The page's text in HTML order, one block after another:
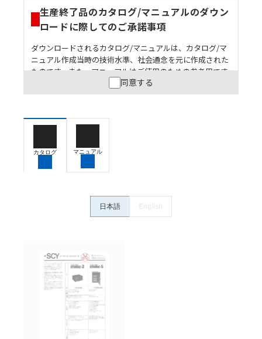
生産終了品のカタログ/マニュアルのダウン
ロードに際してのご承諾事項
ダウンロードされるカタログ/マニュアルは、カタログ/マ
ニュアル作成当時の技術水準、社会通念を元に作成された
ものです。また、マニュアルはご使用のための参考用です
ので、ご使用にあたっての安全性については十分にご配慮
ください。以下の内容をご承諾の上、ご利用ください。
うな用途に使用される場合には、システム全体として
保できるよう設計されていること、および本製品が全
ていることを、必ず事前に確認してください。
ン事例は参考用ですので、ご採用に際しては機器・装
置の機能や安全性をご確認のうえご使用ください。・
ている可能性がありますがご容赦ください。
記載されているサービス内容や連絡先等は作成当時の
ものであり、変更・改定させていただいている可能性
があります。改めて当サイトの掲載内容をご確認のう
え、ご用命下さいますようお願いいたします。
同意する
カタログ マニュアル
日本語 English